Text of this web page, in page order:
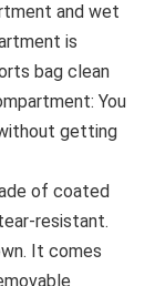
and wet
is
bag clean
You
getting
of coated
resistant.
It comes